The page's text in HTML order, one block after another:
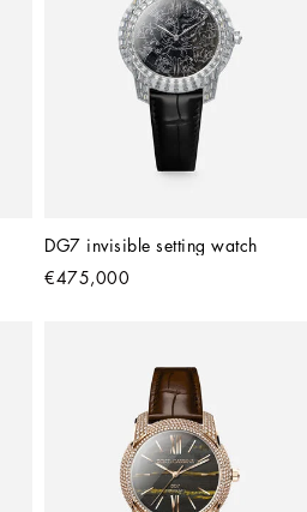
DG7 invisible setting watch
€475,000